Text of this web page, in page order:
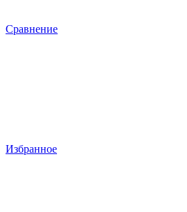
Сравнение
Избранное